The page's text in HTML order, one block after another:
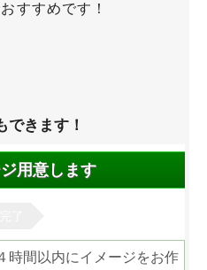
すすめです！
できます！